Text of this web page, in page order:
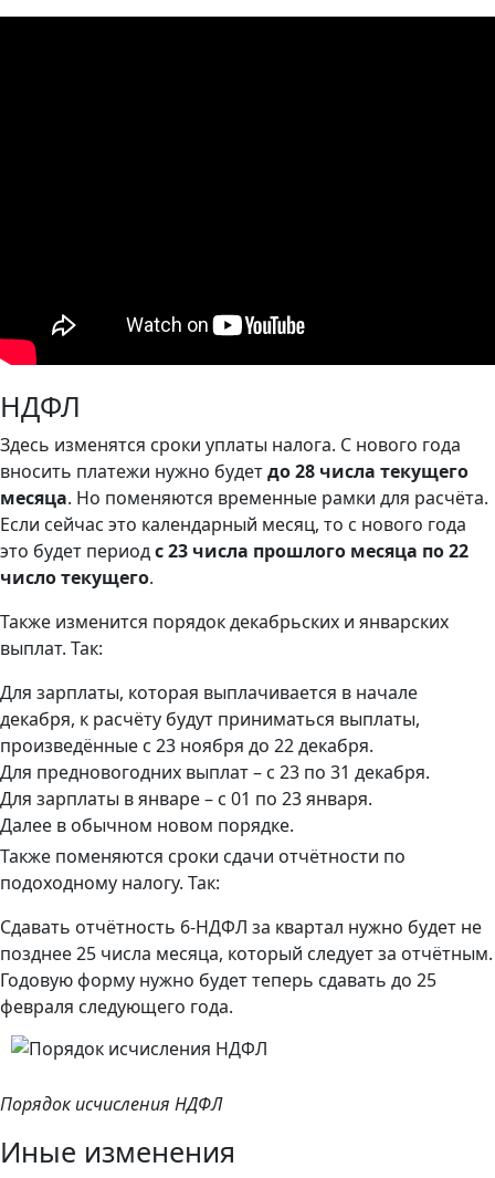
НДФЛ
Здесь изменятся сроки уплаты налога. С нового года
вносить платежи нужно будетдо 28 числа текущего
месяца. Но поменяются временные рамки для расчёта.
Если сейчас это календарный месяц, то с нового года
это будет периодс 23 числа прошлого месяца по 22
число текущего.
Также изменится порядок декабрьских и январских
выплат. Так:
Для зарплаты, которая выплачивается в начале
декабря, к расчёту будут приниматься выплаты,
произведённые с 23 ноября до 22 декабря.
Для предновогодних выплат – с 23 по 31 декабря.
Для зарплаты в январе – с 01 по 23 января.
Далее в обычном новом порядке.
Также поменяются сроки сдачи отчётности по
подоходному налогу. Так:
Сдавать отчётность 6-НДФЛ за квартал нужно будет не
позднее 25 числа месяца, который следует за отчётным.
Годовую форму нужно будет теперь сдавать до 25
февраля следующего года.
Порядок исчисления НДФЛ
Иные изменения